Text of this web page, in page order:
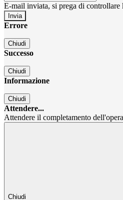
E-mail inviata, si prega di controllare
Errore
Chiudi
Successo
Chiudi
Informazione
Chiudi
Attendere...
Attendere il completamento
Chiudi